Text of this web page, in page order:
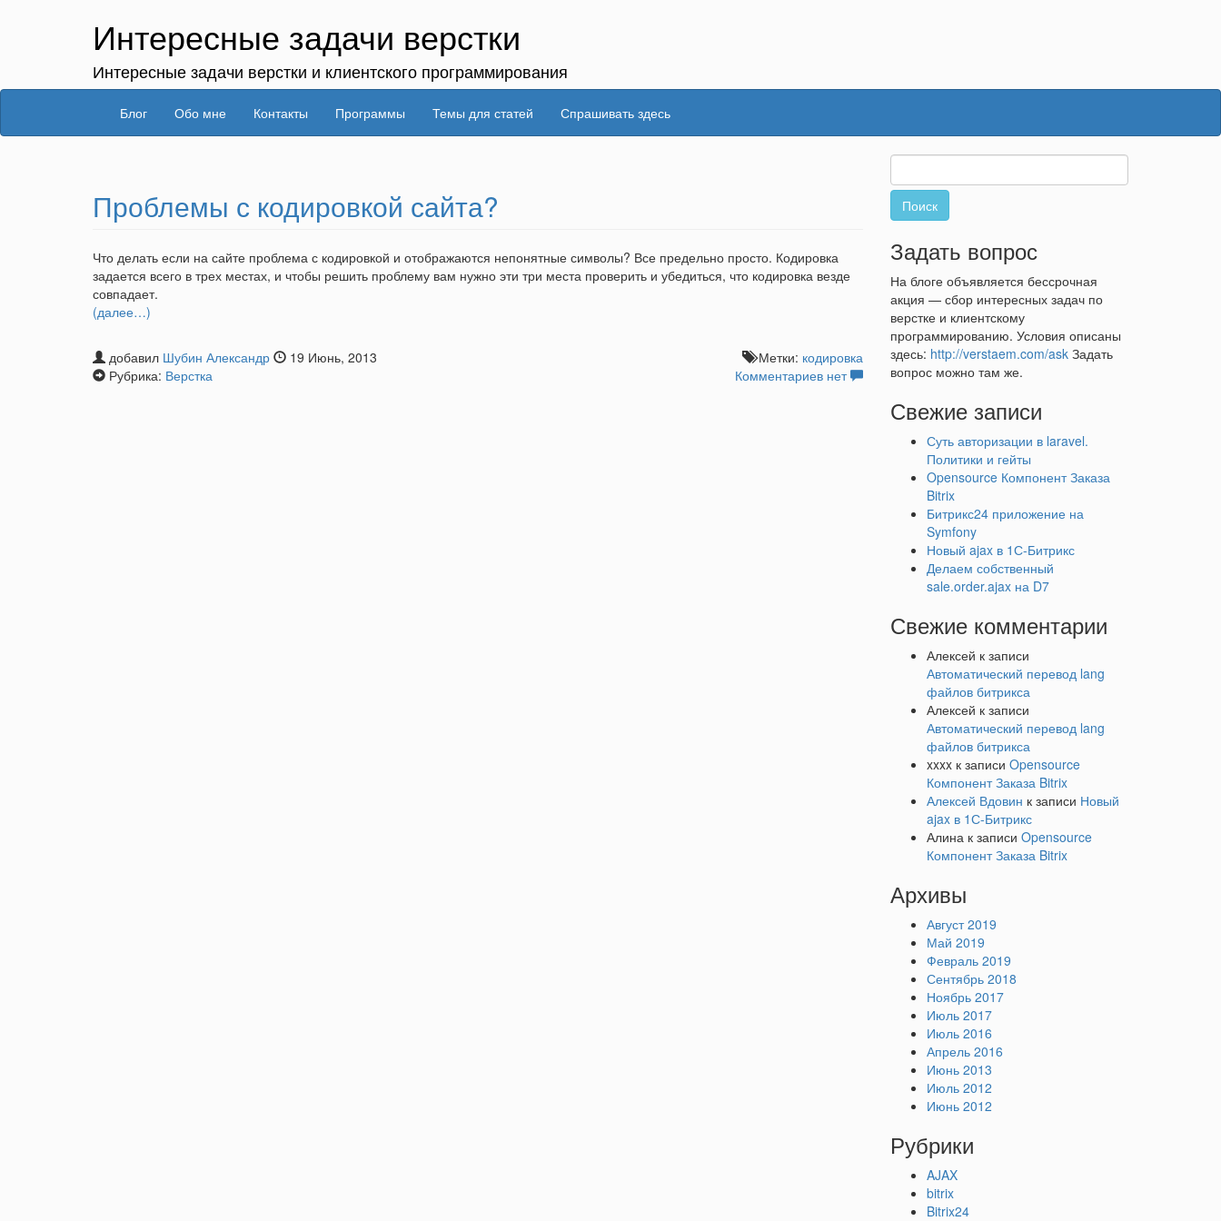
Интересные задачи верстки
Интересные задачи верстки и клиентского программирования
Блог Обо мне Контакты Программы Темы для статей Спрашивать здесь
Проблемы с кодировкой сайта?
Что делать если на сайте проблема с кодировкой и отображаются непонятные символы? Все предельно просто. Кодировка
задается всего в трех местах, и чтобы решить проблему вам нужно эти три места проверить и убедиться, что кодировка везде
совпадает.
(далее…)
добавил Шубин Александр
19 Июнь, 2013
Рубрика: Верстка
Метки: кодировка
Комментариев нет
Задать вопрос
На блоге объявляется бессрочная
акция — сбор интересных задач по
верстке и клиентскому
программированию. Условия описаны
здесь: http://verstaem.com/askЗадать
вопрос можно там же.
Свежие записи
Суть авторизации в laravel.
Политики и гейты
Opensource Компонент Заказа
Bitrix
Битрикс24 приложение на
Symfony
Новый ajax в 1С-Битрикс
Делаем собственный
sale.order.ajax на D7
Свежие комментарии
Алексей к записи
Автоматический перевод lang
файлов битрикса
Алексей к записи
Автоматический перевод lang
файлов битрикса
xxxxк записи Opensource
Компонент Заказа Bitrix
Алексей Вдовин к записи Новый
ajax в 1С-Битрикс
Алинак записи Opensource
Компонент Заказа Bitrix
Архивы
Август 2019
Май 2019
Февраль 2019
Сентябрь 2018
Ноябрь 2017
Июль 2017
Июль 2016
Апрель 2016
Июнь 2013
Июль 2012
Июнь 2012
Рубрики
AJAX
bitrix
Bitrix24